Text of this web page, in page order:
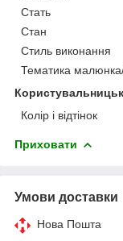
Стать
Стан
Стиль виконання
Тематика
Колір і відтінок
Приховати
Умови доставки
Нова Пошта